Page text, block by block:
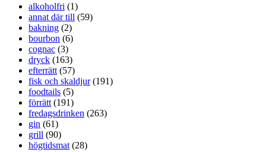
alkoholfri (1)
annat där till (59)
bakning (2)
bourbon (6)
cognac (3)
dryck (163)
efterrätt (57)
fisk och skaldjur(191)
foodtails (5)
förrätt (191)
fredagsdrinken (263)
gin (61)
grill (90)
högtidsmat (28)